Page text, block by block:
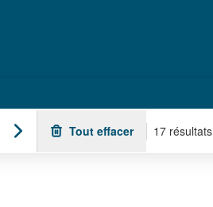
Tout effacer 17 résultats